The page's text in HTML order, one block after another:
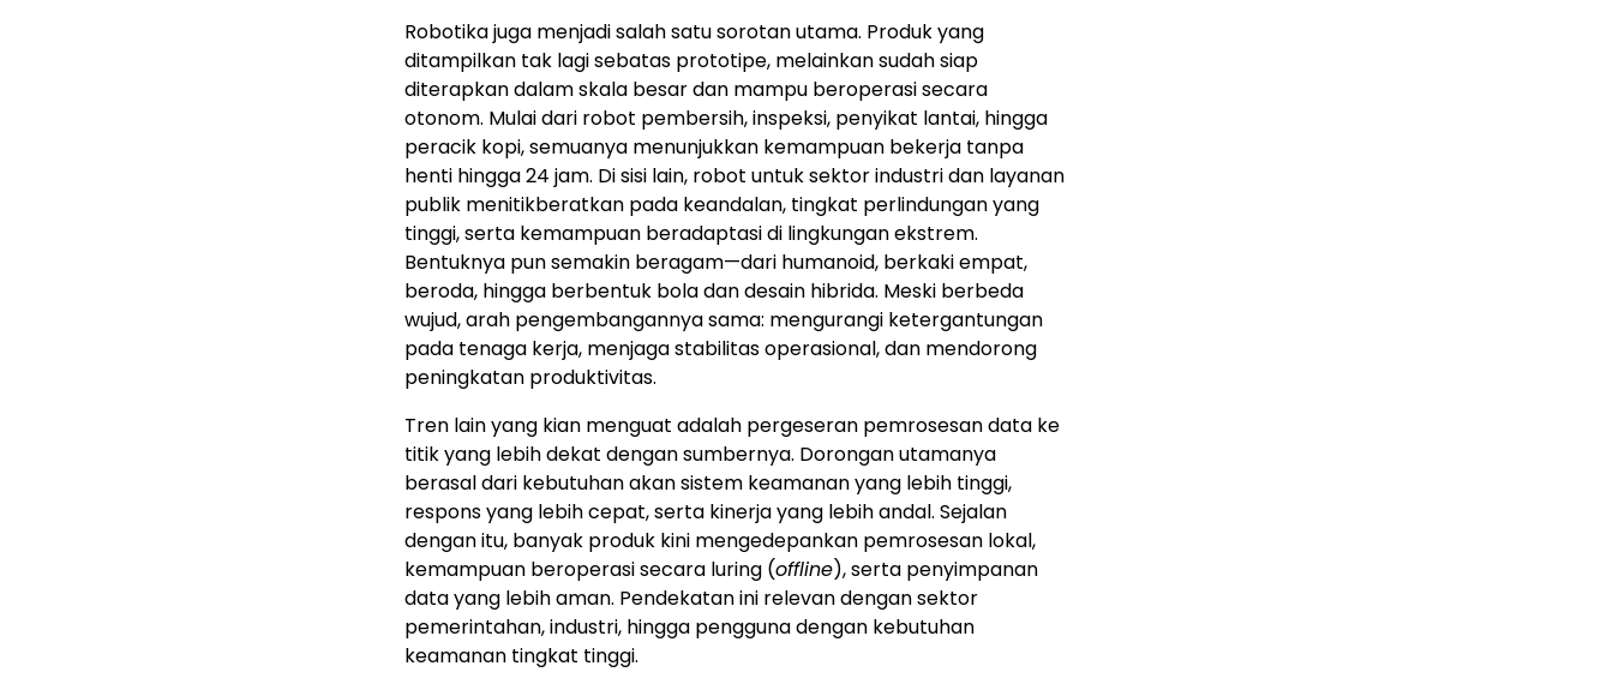
Robotika juga menjadi salah satu sorotan utama. Produk yang
ditampilkan tak lagi sebatas prototipe, melainkan sudah siap
diterapkan dalam skala besar dan mampu beroperasi secara
otonom. Mulai dari robot pembersih, inspeksi, penyikat lantai, hingga
peracik kopi, semuanya menunjukkan kemampuan bekerja tanpa
henti hingga 24 jam. Di sisi lain, robot untuk sektor industri dan layanan
publik menitikberatkan pada keandalan, tingkat perlindungan yang
tinggi, serta kemampuan beradaptasi di lingkungan ekstrem.
Bentuknya pun semakin beragam—dari humanoid, berkaki empat,
beroda, hingga berbentuk bola dan desain hibrida. Meski berbeda
wujud, arah pengembangannya sama: mengurangi ketergantungan
pada tenaga kerja, menjaga stabilitas operasional, dan mendorong
peningkatan produktivitas.
Tren lain yang kian menguat adalah pergeseran pemrosesan data ke
titik yang lebih dekat dengan sumbernya. Dorongan utamanya
berasal dari kebutuhan akan sistem keamanan yang lebih tinggi,
respons yang lebih cepat, serta kinerja yang lebih andal. Sejalan
dengan itu, banyak produk kini mengedepankan pemrosesan lokal,
kemampuan beroperasi secara luring (offline), serta penyimpanan
data yang lebih aman. Pendekatan ini relevan dengan sektor
pemerintahan, industri, hingga pengguna dengan kebutuhan
keamanan tingkat tinggi.